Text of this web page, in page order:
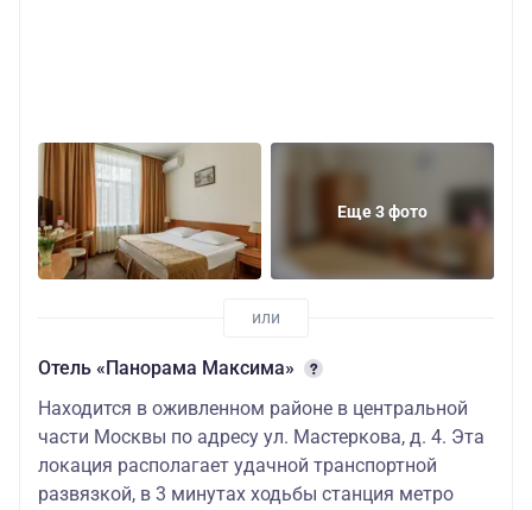
Еще 3 фото
Отель «Панорама Максима»
Находится в оживленном районе в центральной
части Москвы по адресу ул. Мастеркова, д. 4. Эта
локация располагает удачной транспортной
развязкой, в 3 минутах ходьбы станция метро